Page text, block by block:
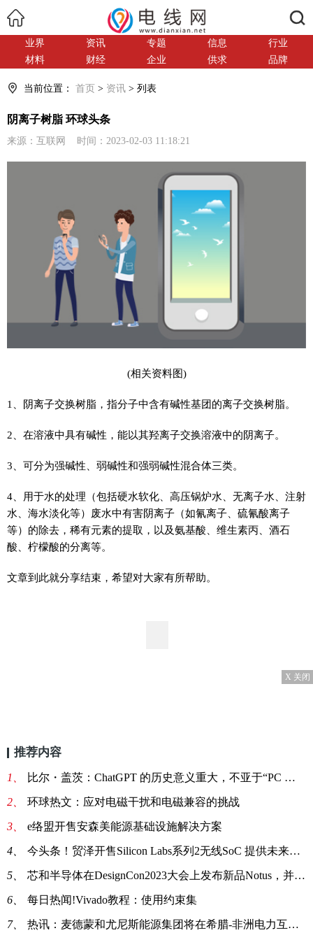
业界 资讯 专题 信息
行业
材料
财经 企业 供求 品牌
当前位置： 首页 > 资讯 > 列表
阴离子树脂 环球头条
来源：互联网 时间：2023-02-03 11:18:21
(相关资料图)
1、阴离子交换树脂，指分子中含有碱性基团的离子交换树脂。
2、在溶液中具有碱性，能以其羟离子交换溶液中的阴离子。
3、可分为强碱性、弱碱性和强弱碱性混合体三类。
4、用于水的处理（包括硬水软化、高压锅炉水、无离子水、注射
水、海水淡化等）废水中有害阴离子（如氰离子、硫氰酸离子
等）的除去，稀有元素的提取，以及氨基酸、维生素丙、酒石
酸、柠檬酸的分离等。
文章到此就分享结束，希望对大家有所帮助。
X 关闭
推荐内容
1、 比尔・盖茨：ChatGPT 的历史意义重大，不亚于“PC 或互联网诞生”
2、 环球热文：应对电磁干扰和电磁兼容的挑战
3、 e络盟开售安森美能源基础设施解决方案
4、 今头条！贸泽开售Silicon Labs系列2无线SoC 提供未来物联网所需的无线连接
5、 芯和半导体在DesignCon2023大会上发布新品Notus，并升级高速数字解决方案_全球独家
6、 每日热闻!Vivado教程：使用约束集
7、 热讯：麦德蒙和尤尼斯能源集团将在希腊-非洲电力互联上展开合作